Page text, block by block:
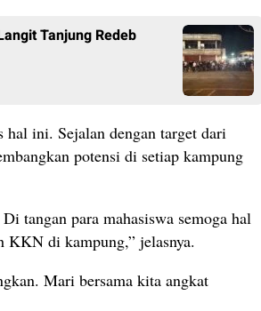
Tanjung Redeb
ini. Sejalan dengan target dari
potensi di setiap kampung
tangan para mahasiswa semoga hal
KKN di kampung,” jelasnya.
Mari bersama kita angkat